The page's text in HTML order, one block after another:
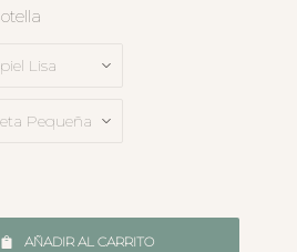
AÑADIR AL CARRITO